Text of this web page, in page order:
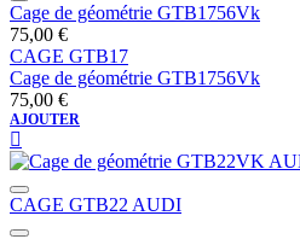
Cage de géométrie GTB1756Vk
75,00 €
CAGE GTB17
Cage de géométrie GTB1756Vk
75,00 €
AJOUTER
CAGE GTB22 AUDI